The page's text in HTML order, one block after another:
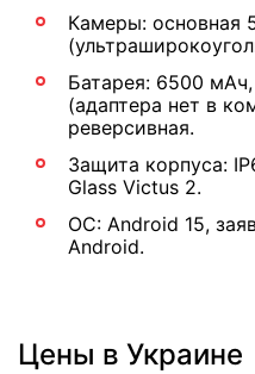
Камеры: основная
Батарея: 6500
(адаптера нет в
реверсивная.
Защита корпуса:
Glass Victus 2.
ОС: Android 15,
Android.
Цены в Украине